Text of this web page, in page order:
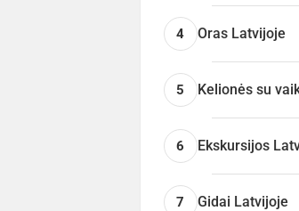
4 Oras Latvijoje
5 Kelionės su
6 Ekskursijos
7 Gidai Latvijoje